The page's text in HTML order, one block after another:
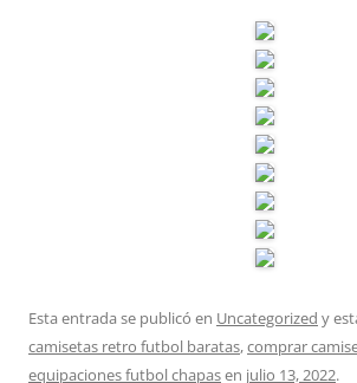
Esta entrada se publicó en Uncategorized y
camisetas retro futbol baratas,comprar
equipaciones futbol chapasen julio 13, 2022.